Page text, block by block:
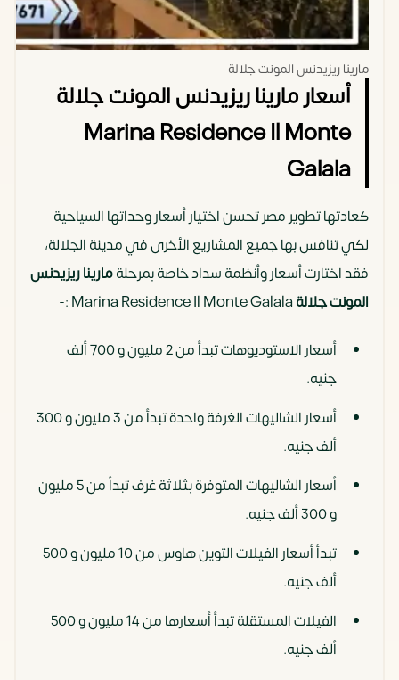
مارينا ريزيدنس المونت جلالة
أسعار مارينا ريزيدنس المونت جلالة
Marina Residence Il Monte
Galala
كعادتها تطوير مصر تحسن اختيار أسعار وحداتها السياحية
لكي تنافس بها جميع المشاريع الأخرى في مدينة الجلالة،
فقد اختارت أسعار وأنظمة سداد خاصة بمرحلةمارينا ريزيدنس
المونت جلالة
أسعار الاستوديوهات تبدأ من 2 مليون و 700 ألف
جنيه.
أسعار الشاليهات الغرفة واحدة تبدأ من 3 مليون و 300
ألف جنيه.
أسعار الشاليهات المتوفرة بثلاثة غرف تبدأ من 5 مليون
و 300 ألف جنيه.
تبدأ أسعار الفيلات التوين هاوس من 10 مليون و 500
ألف جنيه.
الفيلات المستقلة تبدأ أسعارها من 14 مليون و 500
ألف جنيه.